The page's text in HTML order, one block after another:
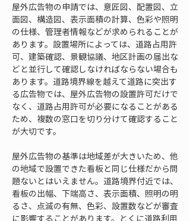
屋外広告物の申請では、意匠図、配置図、立
面図、構造図、表示面積の計算、色彩や照明
の仕様、管理者情報などが求められることが
あります。設置場所によっては、道路占用許
可、建築確認、景観協議、地区計画の届出な
どと並行して確認しなければならない場合も
あります。道路境界線を越えて道路に突出す
る広告物では、屋外広告物の設置許可だけで
なく、道路占用許可が必要になることがある
ため、複数の窓口を切り分けて確認すること
が大切です。
屋外広告物の基準は地域差が大きいため、他
の地域で設置できた看板と同じ仕様だから問
題ないとはいえません。道路境界付近では、
看板の出幅、下端高さ、表示面積、照明の明
るさ、点滅の有無、色彩、設置数などが審査
に影響することがあります。とくに道路利用